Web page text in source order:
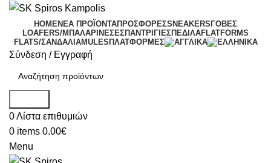
HOMEΝΕΑ ΠΡΟΪΟΝΤΑΠΡΟΣΦΟΡΕΣSNEAKERS ΓΟΒΕΣ
LOAFERS/ΜΠΑΛΑΡΙΝΕΣΕΣΠΑΝΤΡΙΓΙΕΣΠΕΔΙΛΑFLATFORMS
FLATS/ΣΑΝΔΑΛΙΑMULES ΠΛΑΤΦΟΡΜΕΣ
Σύνδεση / Εγγραφή
0Λίστα επιθυμιών
0 items 0.00€
Menu